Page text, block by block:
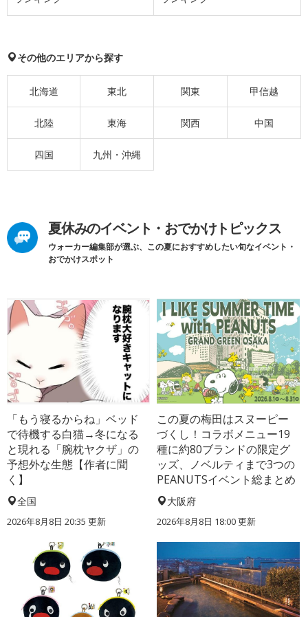
その他のエリアから探す
北海道 東北 関東 甲信越
北陸 東海 関西 中国
四国 九州・沖縄
夏休みのイベント・おでかけトピックス
ウォーカー編集部が選ぶ、この夏におすすめしたい旬なイベント・
おでかけスポット
「もう寝るからね」ベッド
で待機する白猫→冬になる
と現れる「腕枕ヤクザ」の
予想外な生態【作者に聞
く】
全国
2026年8月8日 20:35 更新
この夏の梅田はスヌーピー
づくし！コラボメニュー19
種に約80ブランドの限定グ
ッズ、ノベルティまで3つの
PEANUTSイベント総まとめ
大阪府
2026年8月8日 18:00更新